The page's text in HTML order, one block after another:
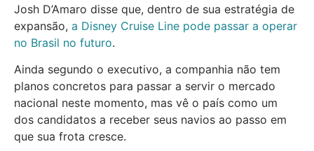
Josh D’Amaro disse que, dentro de sua estratégia de
expansão, a Disney Cruise Line pode passar a operar
no Brasil no futuro.
Ainda segundo o executivo, a companhia não tem
planos concretos para passar a servir o mercado
nacional neste momento, mas vê o país como um
dos candidatos a receber seus navios ao passo em
que sua frota cresce.